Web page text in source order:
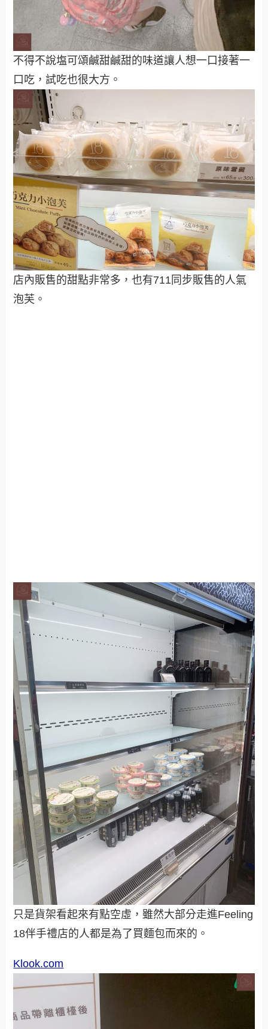
不得不說塩可頌鹹甜鹹甜的味道讓人想一口接著一
口吃，試吃也很大方。
店內販售的甜點非常多，也有711同步販售的人氣
泡芙。
只是貨架看起來有點空虛，雖然大部分走進Feeling
18伴手禮店的人都是為了買麵包而來的。
Klook.com